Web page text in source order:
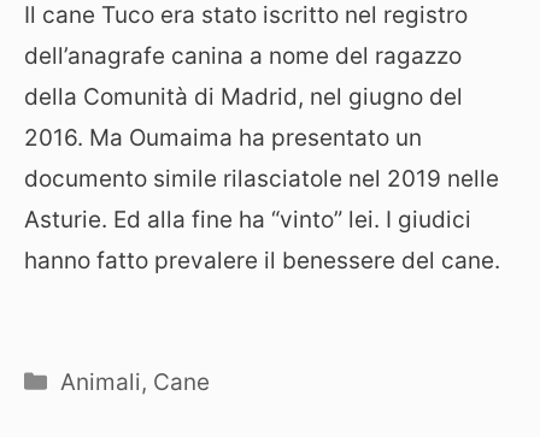
Il cane Tuco era stato iscritto nel registro
dell’anagrafe canina a nome del ragazzo
della Comunità di Madrid, nel giugno del
2016. Ma Oumaima ha presentato un
documento simile rilasciatole nel 2019 nelle
Asturie. Ed alla fine ha “vinto” lei. I giudici
hanno fatto prevalere il benessere del cane.
Categorie
Animali, Cane